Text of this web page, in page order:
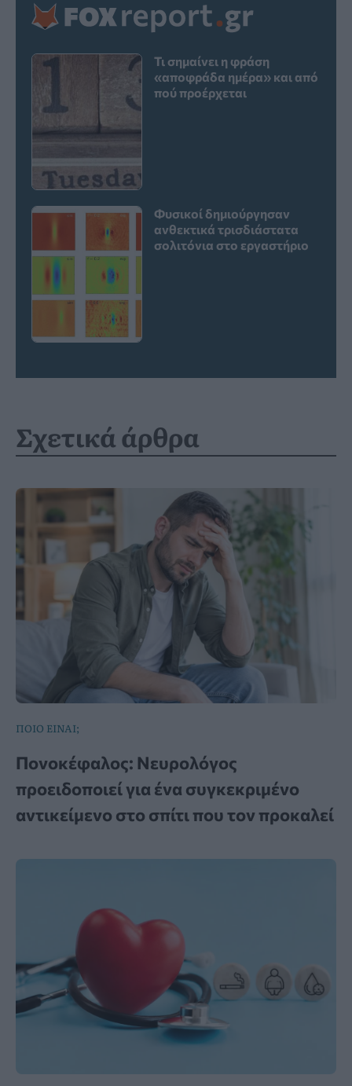
Τι σημαίνει η φράση
«αποφράδα ημέρα» και από
πού προέρχεται
Φυσικοί δημιούργησαν
ανθεκτικά τρισδιάστατα
σολιτόνια στο εργαστήριο
Σχετικά άρθρα
ΠΟΙΟ ΕΙΝΑΙ;
Πονοκέφαλος: Νευρολόγος
προειδοποιεί για ένα συγκεκριμένο
αντικείμενο στο σπίτι που τον προκαλεί